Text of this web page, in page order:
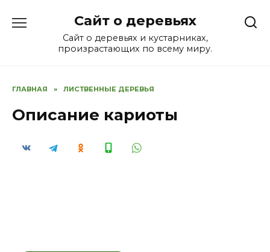
содержанию
Сайт о деревьях
Сайт о деревьях и кустарниках,
произрастающих по всему миру.
ГЛАВНАЯ » ЛИСТВЕННЫЕ ДЕРЕВЬЯ
Описание кариоты